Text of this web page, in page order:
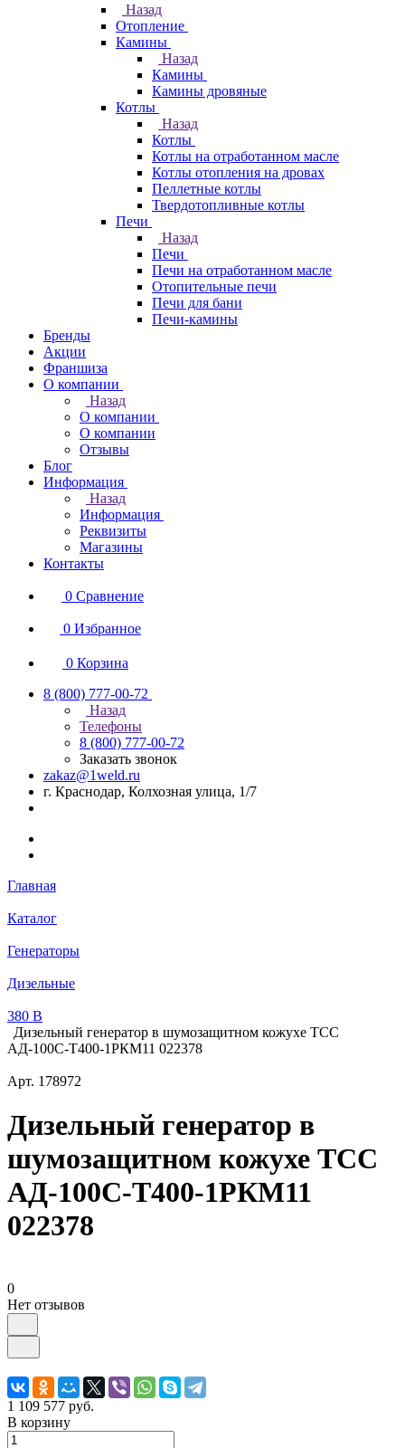
Назад
Отопление
Камины
Назад
Камины
Камины дровяные
Котлы
Назад
Котлы
Котлы на отработанном масле
Котлы отопления на дровах
Пеллетные котлы
Твердотопливные котлы
Печи
Назад
Печи
Печи на отработанном масле
Отопительные печи
Печи для бани
Печи-камины
Бренды
Акции
Франшиза
О компании
Назад
О компании
О компании
Отзывы
Блог
Информация
Назад
Информация
Реквизиты
Магазины
Контакты
0 Сравнение
0 Избранное
0 Корзина
8 (800) 777-00-72
Назад
Телефоны
8 (800) 777-00-72
Заказать звонок
zakaz@1weld.ru
г. Краснодар, Колхозная улица, 1/7
Главная
Каталог
Генераторы
Дизельные
380 В
Дизельный генератор в шумозащитном кожухе ТСС
АД-100С-Т400-1РКМ11 022378
Арт. 178972
Дизельный генератор в
шумозащитном кожухе ТСС
АД-100С-Т400-1РКМ11
022378
0
Нет отзывов
1 109 577 руб.
В корзину